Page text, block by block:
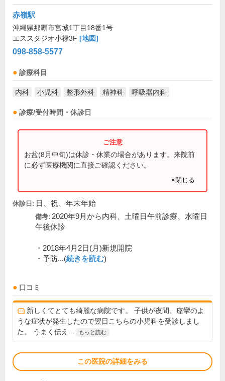
赤嶺駅
沖縄県那覇市宮城1丁目18番1号
エススタジオ小禄3F [地図]
098-858-5577
診療科目
内科 小児科 整形外科 精神科 呼吸器内科
診療/受付時間・休診日
お盆(8月中旬)は休診・休業の場合があります。来院前
に必ず医療機関に直接ご確認ください。
×閉じる
休診日: 日、祝、年末年始
備考: 2020年9月から内科、土曜日午前診療、水曜日
午後休診
・2018年4月2日(月)新規開院
・予防...(続きを読む)
口コミ
新しくてとても綺麗な病院です。 子供が夜間、痙攣のよ
うな症状が発生したので翌日こちらの小児科を受診しまし
た。 うまく伝え...
もっと読む
この医院の詳細をみる